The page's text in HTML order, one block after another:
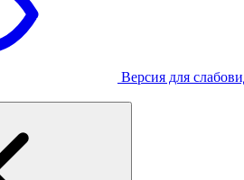
Версия для